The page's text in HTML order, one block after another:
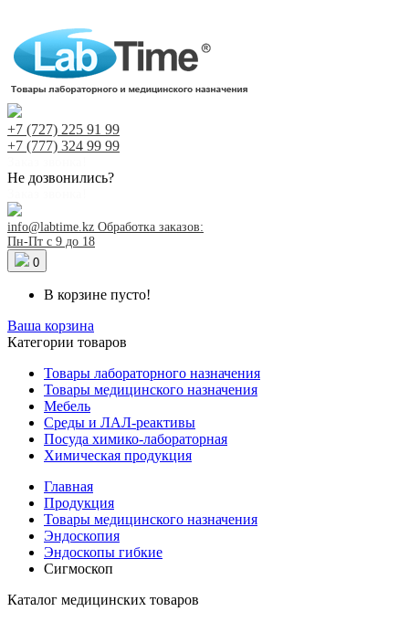
+7 (727) 225 91 99
+7 (777) 324 99 99
Не дозвонились?
info@labtime.kz Обработка заказов:
Пн-Пт с 9 до 18
0
В корзине пусто!
Ваша корзина
Категории товаров
Товары лабораторного назначения
Товары медицинского назначения
Мебель
Среды и ЛАЛ-реактивы
Посуда химико-лабораторная
Химическая продукция
Главная
Продукция
Товары медицинского назначения
Эндоскопия
Эндоскопы гибкие
Сигмоскоп
Каталог медицинских товаров